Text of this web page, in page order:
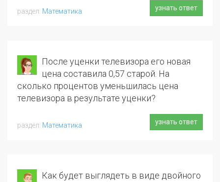
Математика узнать ответ
Математика
После уценки телевизора его новая
цена составила 0,57 старой. На
сколько процентов уменьшилась цена
телевизора в результате уценки?
узнать ответ
Как будет выглядеть в виде двойного